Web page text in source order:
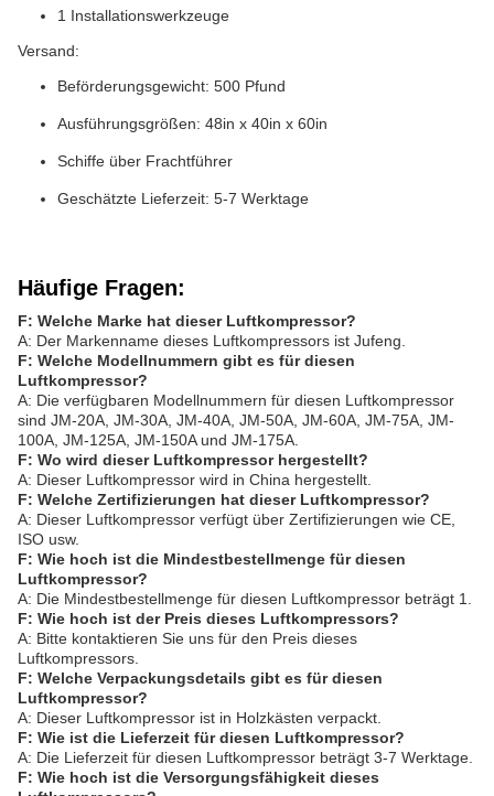
1 Installationswerkzeuge
Versand:
Beförderungsgewicht: 500 Pfund
Ausführungsgrößen: 48in x 40in x 60in
Schiffe über Frachtführer
Geschätzte Lieferzeit: 5-7 Werktage
Häufige Fragen:
F: Welche Marke hat dieser Luftkompressor?
A: Der Markenname dieses Luftkompressors ist Jufeng.
F: Welche Modellnummern gibt es für diesen
Luftkompressor?
A: Die verfügbaren Modellnummern für diesen Luftkompressor
sind JM-20A, JM-30A, JM-40A, JM-50A, JM-60A, JM-75A, JM-
100A, JM-125A, JM-150A und JM-175A.
F: Wo wird dieser Luftkompressor hergestellt?
A: Dieser Luftkompressor wird in China hergestellt.
F: Welche Zertifizierungen hat dieser Luftkompressor?
A: Dieser Luftkompressor verfügt über Zertifizierungen wie CE,
ISO usw.
F: Wie hoch ist die Mindestbestellmenge für diesen
Luftkompressor?
A: Die Mindestbestellmenge für diesen Luftkompressor beträgt 1.
F: Wie hoch ist der Preis dieses Luftkompressors?
A: Bitte kontaktieren Sie uns für den Preis dieses
Luftkompressors.
F: Welche Verpackungsdetails gibt es für diesen
Luftkompressor?
A: Dieser Luftkompressor ist in Holzkästen verpackt.
F: Wie ist die Lieferzeit für diesen Luftkompressor?
A: Die Lieferzeit für diesen Luftkompressor beträgt 3-7 Werktage.
F: Wie hoch ist die Versorgungsfähigkeit dieses